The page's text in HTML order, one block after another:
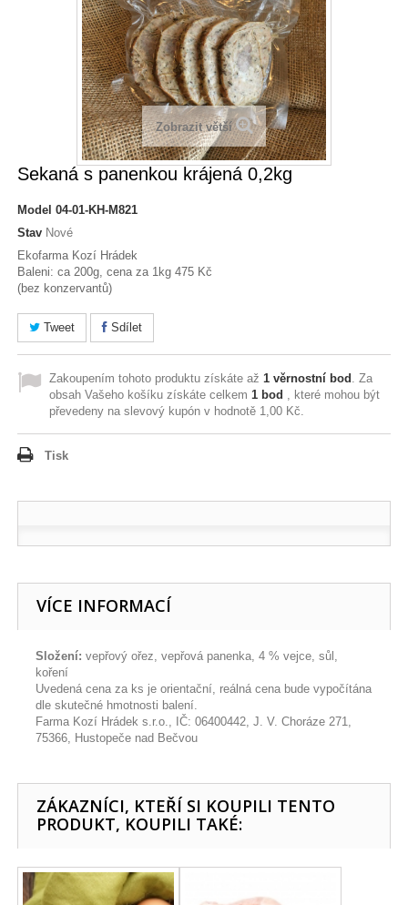
Zobrazit větší
Sekaná s panenkou krájená 0,2kg
Model 04-01-KH-M821
Stav Nové
Ekofarma Kozí Hrádek
Baleni: ca 200g, cena za 1kg 475 Kč
(bez konzervantů)
Tweet Sdílet
Zakoupením tohoto produktu získáte až1 věrnostní bod . Za
obsah Vašeho košíku získáte celkem1 bod , které mohou být
převedeny na slevový kupón v hodnotě 1,00 Kč.
Tisk
VÍCE INFORMACÍ
Složení: vepřový ořez, vepřová panenka, 4 % vejce, sůl,
koření
Uvedená cena za ks je orientační, reálná cena bude vypočítána
dle skutečné hmotnosti balení.
Farma Kozí Hrádek s.r.o., IČ: 06400442, J. V. Choráze 271,
75366, Hustopeče nad Bečvou
ZÁKAZNÍCI, KTEŘÍ SI KOUPILI TENTO
PRODUKT, KOUPILI TAKÉ: